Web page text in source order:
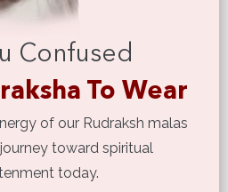
Confused
To Wear
of our Rudraksh malas
toward spiritual
today.